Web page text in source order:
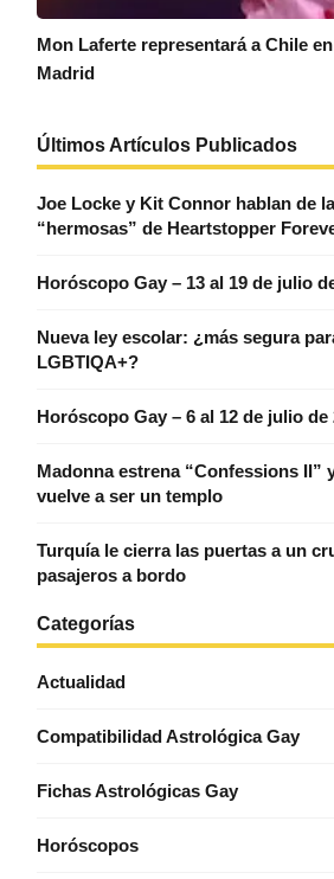
Mon Laferte representará a Chile
Madrid
Últimos Artículos Publicados
Joe Locke y Kit Connor hablan de
“hermosas” de Heartstopper
Horóscopo Gay – 13 al 19 de julio
Nueva ley escolar: ¿más segura
LGBTIQA+?
Horóscopo Gay – 6 al 12 de julio de
Madonna estrena “Confessions II”
vuelve a ser un templo
Turquía le cierra las puertas a un
pasajeros a bordo
Categorías
Actualidad
Compatibilidad Astrológica Gay
Fichas Astrológicas Gay
Horóscopos